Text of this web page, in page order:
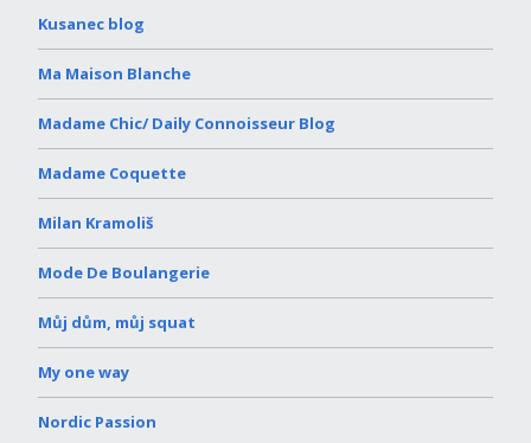
Kusanec blog
Ma Maison Blanche
Madame Chic/ Daily Connoisseur Blog
Madame Coquette
Milan Kramoliš
Mode De Boulangerie
Můj dům, můj squat
My one way
Nordic Passion